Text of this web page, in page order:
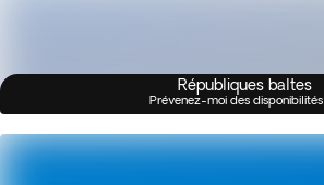
Républiques baltes
Prévenez-moi des disponibilités